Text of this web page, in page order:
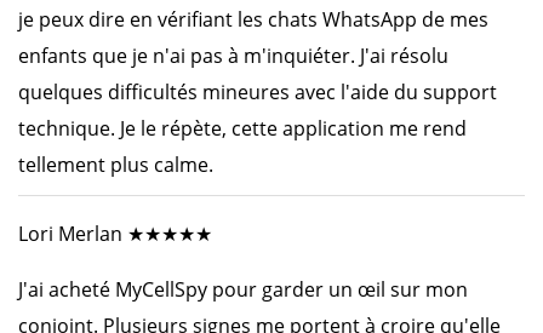
je peux dire en vérifiant les chats WhatsApp de mes
enfants que je n'ai pas à m'inquiéter. J'ai résolu
quelques difficultés mineures avec l'aide du support
technique. Je le répète, cette application me rend
tellement plus calme.
Lori Merlan ★★★★★
J'ai acheté MyCellSpy pour garder un œil sur mon
conjoint. Plusieurs signes me portent à croire qu'elle